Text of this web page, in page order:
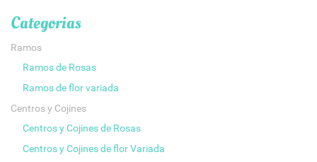
Categorias
Ramos
Ramos de Rosas
Ramos de flor variada
Centros y Cojines
Centros y Cojines de Rosas
Centros y Cojines de flor Variada